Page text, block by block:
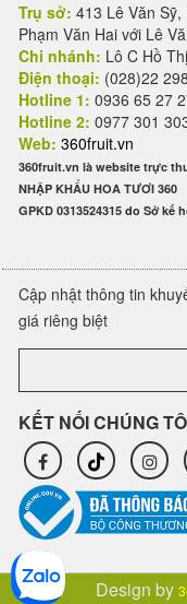
Trụ sở: 413 Lê Văn
Phạm Văn Hai với Lê
Chi nhánh: Lô C Hồ
Điện thoại: (028)22
Hotline 1: 0936 65 27
Hotline 2: 0977 301
Web: 360fruit.vn
360fruit.vn là website trực
NHẬP KHẨU HOA TƯƠI 360
GPKD 0313524315 do Sở kế
Cập nhật thông tin
giá riêng biệt
KẾT NỐI CHÚNG
Design by